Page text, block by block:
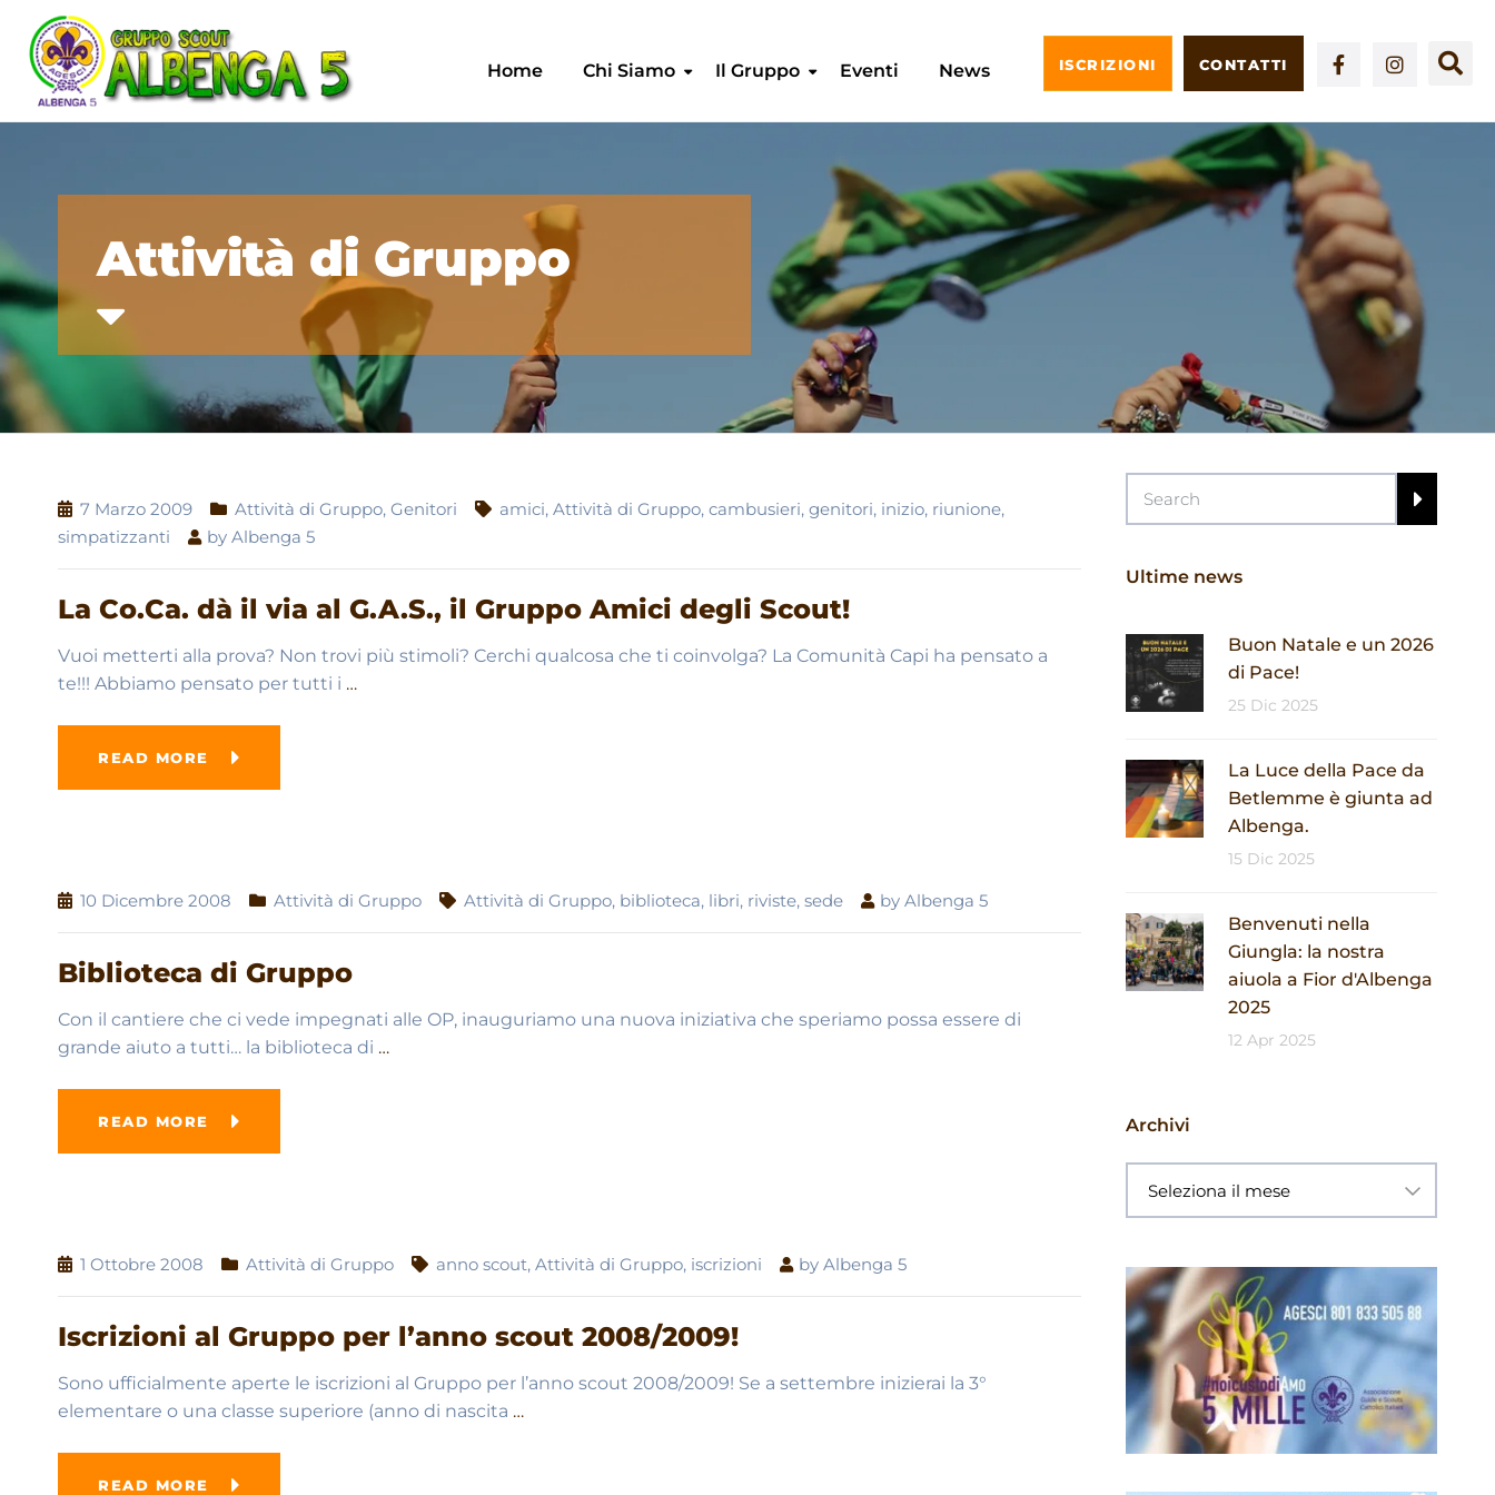
Home Chi Siamo Il Gruppo Eventi News ISCRIZIONI CONTATTI
Attività di Gruppo
7 Marzo 2009 Attività di Gruppo, Genitori amici, Attività di Gruppo, cambusieri, genitori, inizio, riunione,
simpatizzanti
by Albenga 5
La Co.Ca. dà il via al G.A.S., il Gruppo Amici degli Scout!
Vuoi metterti alla prova? Non trovi più stimoli? Cerchi qualcosa che ti coinvolga? La Comunità Capi ha pensato a
te!!! Abbiamo pensato per tutti i …
READ MORE
10 Dicembre 2008 Attività di Gruppo Attività di Gruppo, biblioteca, libri, riviste, sede by Albenga 5
Biblioteca di Gruppo
Con il cantiere che ci vede impegnati alle OP, inauguriamo una nuova iniziativa che speriamo possa essere di
grande aiuto a tutti… la biblioteca di …
READ MORE
1 Ottobre 2008 Attività di Gruppo anno scout, Attività di Gruppo, iscrizioni by Albenga 5
Iscrizioni al Gruppo per l’anno scout 2008/2009!
Sono ufficialmente aperte le iscrizioni al Gruppo per l’anno scout 2008/2009! Se a settembre inizierai la 3°
elementare o una classe superiore (anno di nascita …
READ MORE
Ultime news
Buon Natale e un 2026
di Pace!
25 Dic 2025
La Luce della Pace da
Betlemme è giunta ad
Albenga.
15 Dic 2025
Benvenuti nella
Giungla: la nostra
aiuola a Fior d'Albenga
2025
12 Apr 2025
Archivi